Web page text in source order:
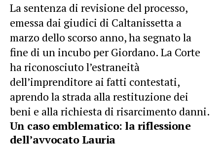
La sentenza di revisione del processo,
emessa dai giudici di Caltanissetta a
marzo dello scorso anno, ha segnato la
fine di un incubo per Giordano. La Corte
ha riconosciuto l’estraneità
dell’imprenditore ai fatti contestati,
aprendo la strada alla restituzione dei
beni e alla richiesta di risarcimento danni.
Un caso emblematico: la riflessione
dell’avvocato Lauria